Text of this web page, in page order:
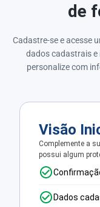
de
Cadastre-se e acesse
dados cadastrais
personalize com
Visão
Complemente a
possui algum
Dados